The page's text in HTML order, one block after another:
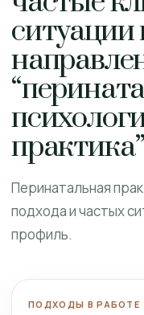
ситуации
практика”
Перинатальная
подхода и частых
профиль.
ПОДХОДЫ В РАБОТЕ